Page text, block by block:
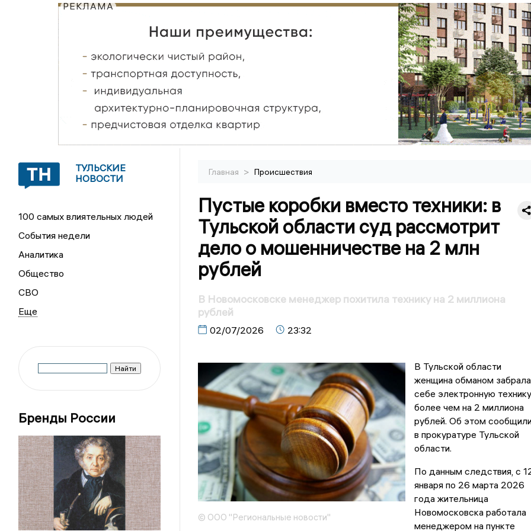
РЕКЛАМА
ТУЛЬСКИЕ
НОВОСТИ
100 самых влиятельных людей
События недели
Аналитика
Общество
СВО
Бренды России
Главная > Происшествия
Пустые коробки вместо техники: в
Тульской области суд рассмотрит
дело о мошенничестве на 2 млн
рублей
В Новомосковске менеджер похитила технику на 2 миллиона
рублей
02/07/2026 23:32
© ООО "Региональные новости"
В Тульской области
женщина обманом забрала
себе электронную технику
более чем на 2 миллиона
рублей. Об этом
в прокуратуре Тульской
области.
По данным следствия, с
января по 26 марта 2026
года жительница
Новомосковска работала
менеджером на пункте